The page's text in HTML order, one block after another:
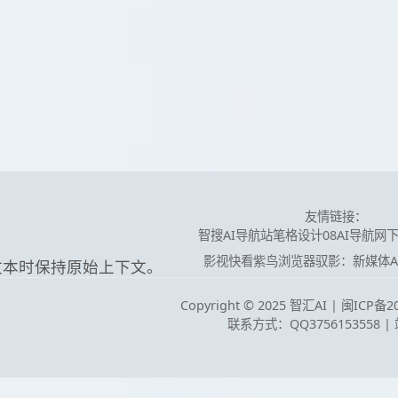
时保持原始上下文。
友情链接：
智搜AI导航站笔格设计08AI导航网
影视快看紫鸟浏览器驭影：新媒体
Copyright © 2025 智汇AI | 闽ICP备
联系方式：QQ3756153558 |